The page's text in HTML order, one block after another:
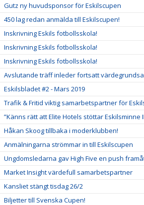
Gutz ny huvudsponsor för Eskilscupen
450 lag redan anmälda till Eskilscupen!
Inskrivning Eskils fotbollsskola!
Inskrivning Eskils fotbollsskola!
Inskrivning Eskils fotbollsskola!
Avslutande träff inleder fortsatt
Eskilsbladet #2 - Mars 2019
Trafik & Fritid viktig samarbetspartner för
”Känns rätt att Elite Hotels stöttar Eskilsminne
Håkan Skoog tillbaka i moderklubben!
Anmälningarna strömmar in till Eskilscupen
Ungdomsledarna gav High Five en push
Market Insight värdefull samarbetspartner
Kansliet stängt tisdag 26/2
Biljetter till Svenska Cupen!